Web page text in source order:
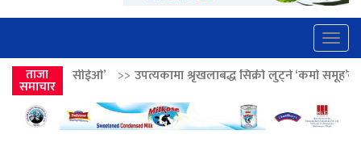
ताजा
समाचार
उपत्यकामा श्रृंखलाबद्ध सिक्री लुट्ने ‘कर्मा समूह’का नाइकेसहित पाँच पक्राउ